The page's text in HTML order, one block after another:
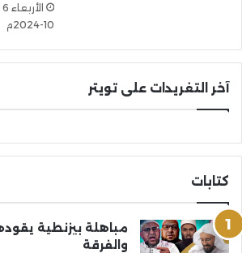
10-2024م
آخر التغريدات على تويتر
كتابات
مباهلة بيزنطية
والفرقة